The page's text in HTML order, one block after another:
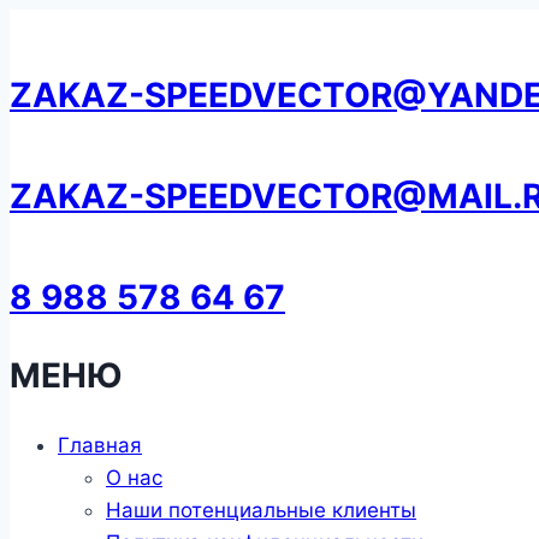
содержанию
ZAKAZ-
ZAKAZ-
8 988 578 64 67
МЕНЮ
Главная
О нас
Наши потенциальные клиенты